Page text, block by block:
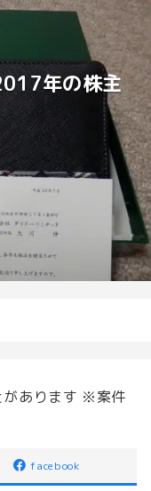
年の株主
があります ※案件
facebook